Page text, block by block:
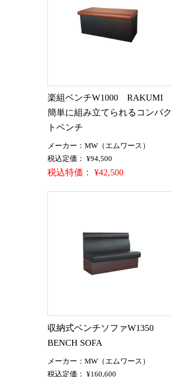
楽組ベンチW1000 RAKUMI
簡単に組み立てられるコンパク
トベンチ
メーカー：MW（エムワース）
税込定価： ¥94,500
税込特価： ¥42,500
収納式ベンチソファW1350
BENCH SOFA
メーカー：MW（エムワース）
税込定価： ¥160,600